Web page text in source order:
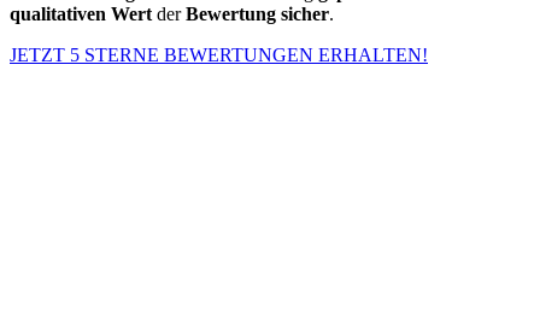
qualitativen Wert derBewertung sicher.
JETZT 5 STERNE BEWERTUNGEN ERHALTEN!